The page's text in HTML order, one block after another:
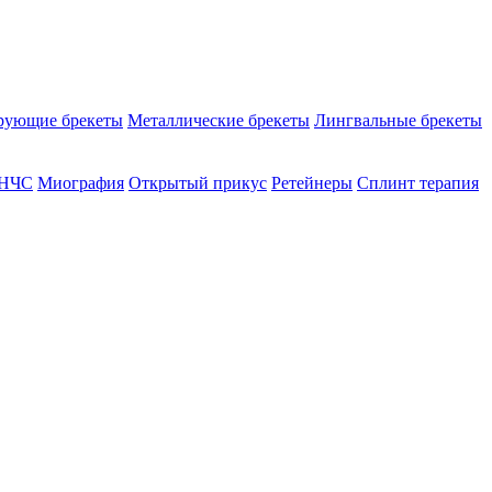
брекеты Металлические брекеты Лингвальные брекеты
Миография Открытый прикус Ретейнеры Сплинт терапия